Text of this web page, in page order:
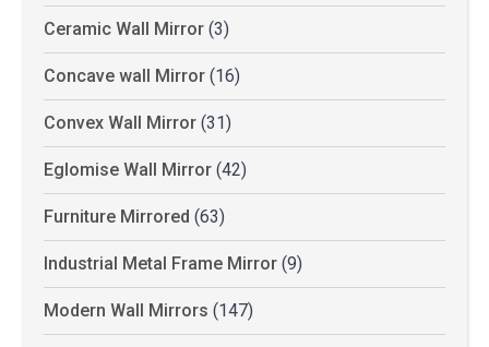
Ceramic Wall Mirror (3)
Concave wall Mirror (16)
Convex Wall Mirror (31)
Eglomise Wall Mirror (42)
Furniture Mirrored (63)
Industrial Metal Frame Mirror (9)
Modern Wall Mirrors (147)